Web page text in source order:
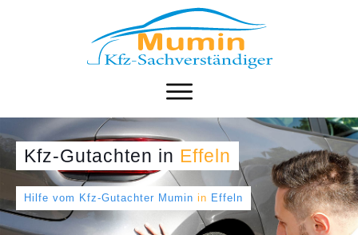
Kfz-Gutachten in Effeln
Hilfe vom Kfz-Gutachter Mumin in Effeln